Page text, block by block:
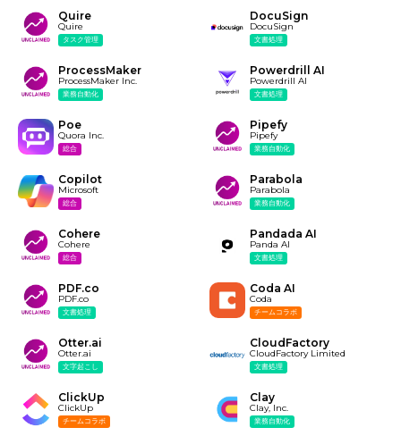
Quire
Quire
タスク管理
DocuSign
DocuSign
文書処理
ProcessMaker
ProcessMaker Inc.
業務自動化
Powerdrill AI
Powerdrill AI
文書処理
Poe
Quora Inc.
総合
Pipefy
Pipefy
業務自動化
Copilot
Microsoft
総合
Parabola
Parabola
業務自動化
Cohere
Cohere
総合
Pandada AI
Panda AI
文書処理
PDF.co
PDF.co
文書処理
Coda AI
Coda
チームコラボ
Otter.ai
Otter.ai
文字起こし
CloudFactory
CloudFactory Limited
文書処理
ClickUp
ClickUp
チームコラボ
Clay
Clay, Inc.
業務自動化